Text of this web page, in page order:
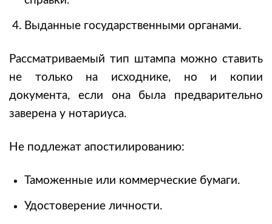
Выданные государственными органами.
Рассматриваемый тип штампа можно ставить
не только на исходнике, но и копии
документа, если она была предварительно
заверена у нотариуса.
Не подлежат апостилированию:
Таможенные или коммерческие бумаги.
Удостоверение личности.